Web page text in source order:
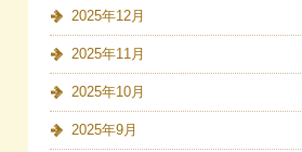
2025年12月
2025年11月
2025年10月
2025年9月